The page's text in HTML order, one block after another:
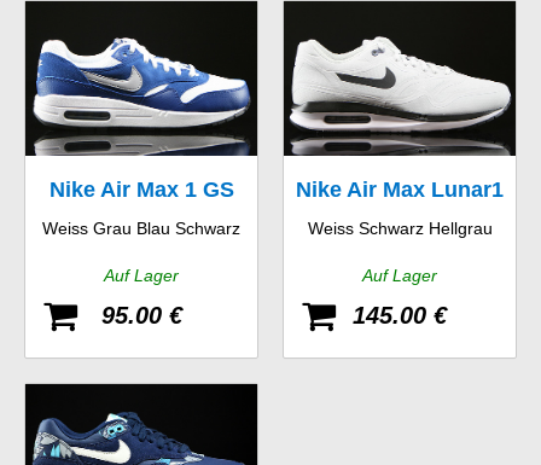
Nike Air Max 1 GS
Weiss Grau Blau Schwarz
Auf Lager
95.00 €
Nike Air Max Lunar1
WR
Weiss Schwarz Hellgrau
Auf Lager
145.00 €